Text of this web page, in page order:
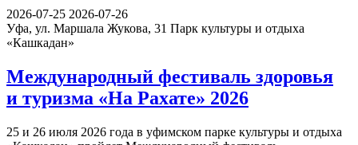
2026-07-25 2026-07-26
Уфа, ул. Маршала Жукова, 31 Парк культуры и отдыха
«Кашкадан»
Международный фестиваль здоровья
и туризма «На Рахате» 2026
25 и 26 июля 2026 года в уфимском парке культуры и отдыха